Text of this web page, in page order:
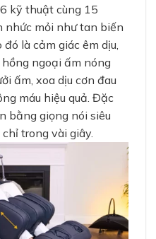
kỹ thuật cùng 15
nhức mỏi như tan biến
là cảm giác êm dịu,
ngoại ấm nóng
ấm, xoa dịu cơn đau
máu hiệu quả. Đặc
bằng giọng nói siêu
trong vài giây.